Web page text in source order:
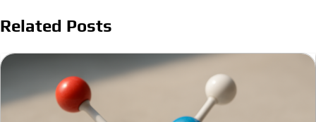
Related Posts